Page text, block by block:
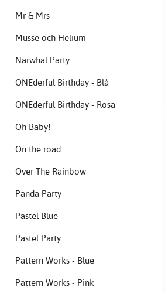
Mr & Mrs
Musse och Helium
Narwhal Party
ONEderful Birthday - Blå
ONEderful Birthday - Rosa
Oh Baby!
On the road
Over The Rainbow
Panda Party
Pastel Blue
Pastel Party
Pattern Works - Blue
Pattern Works - Pink